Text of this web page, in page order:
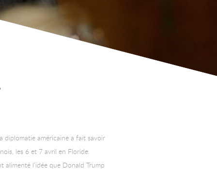
diplomatie américaine a fait savoir
les 6 et 7 avril en Floride.
l’idée que Donald Trump